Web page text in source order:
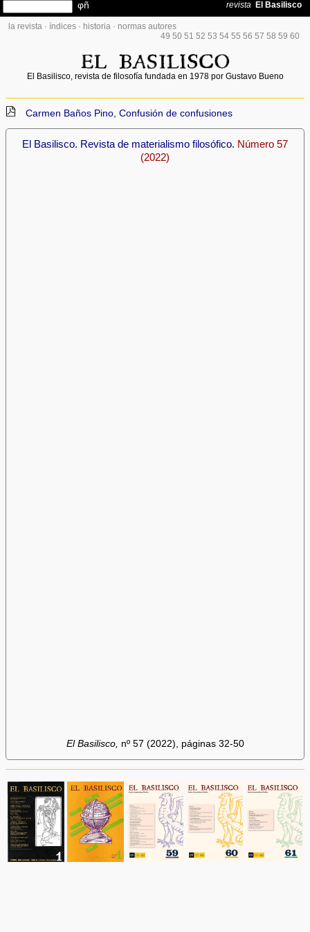
la revista · índices · historia · normas autores
49 50 51 52 53 54 55 56 57 58 59 60
El Basilisco, revista de filosofía fundada en 1978 por Gustavo Bueno
Carmen Baños Pino, Confusión de confusiones
El Basilisco. Revista de materialismo filosófico. Número 57
(2022)
El Basilisco, nº 57 (2022), páginas 32-50